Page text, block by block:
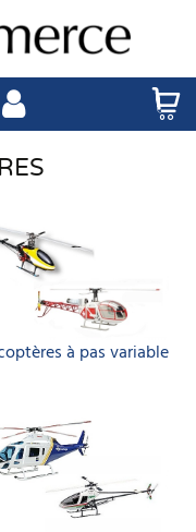
à pas variable